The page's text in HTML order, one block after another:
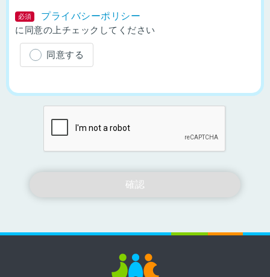
必須
プライバシーポリシー
に同意の上チェックしてください
同意する
確認